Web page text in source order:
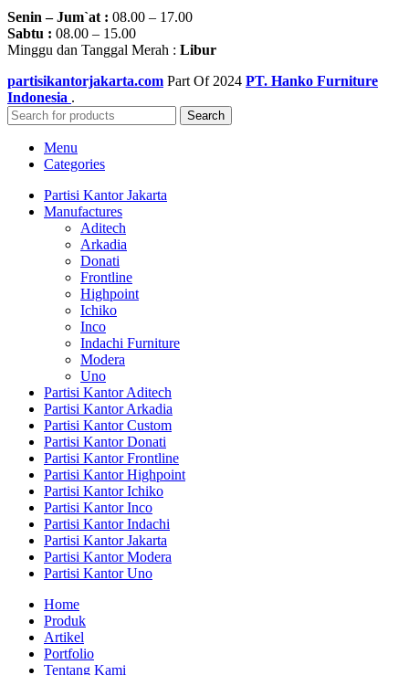
Senin – Jum`at : 08.00 – 17.00
Sabtu : 08.00 – 15.00
Minggu dan Tanggal Merah : Libur
partisikantorjakarta.com Part Of 2024 PT. Hanko Furniture
Indonesia .
Search
Menu
Categories
Partisi Kantor Jakarta
Manufactures
Aditech
Arkadia
Donati
Frontline
Highpoint
Ichiko
Inco
Indachi Furniture
Modera
Uno
Partisi Kantor Aditech
Partisi Kantor Arkadia
Partisi Kantor Custom
Partisi Kantor Donati
Partisi Kantor Frontline
Partisi Kantor Highpoint
Partisi Kantor Ichiko
Partisi Kantor Inco
Partisi Kantor Indachi
Partisi Kantor Jakarta
Partisi Kantor Modera
Partisi Kantor Uno
Home
Produk
Artikel
Portfolio
Tentang Kami